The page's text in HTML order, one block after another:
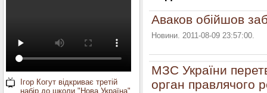
Ігор Когут відкриває третій
набір до школи "Нова Україна"
Аваков обійшов
Новини. 2011-08-09 23:57:00.
МЗС України
орган правлячого